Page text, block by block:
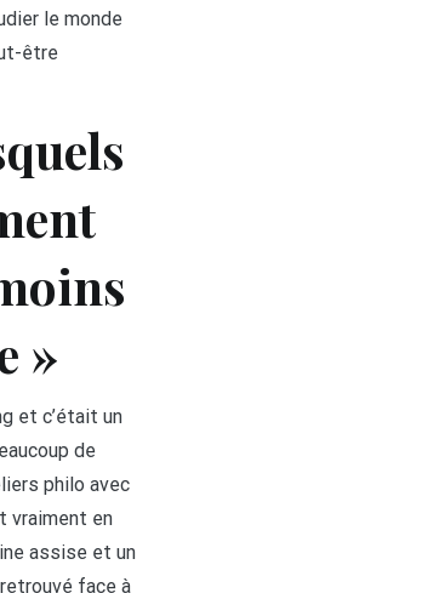
le monde
être
»
et c’était un
de
philo avec
vraiment en
assise et un
face à